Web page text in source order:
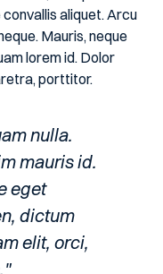
aliquet. Arcu
Mauris, neque
lorem id. Dolor
porttitor.
nulla.
mauris id.
eget
dictum
elit, orci,